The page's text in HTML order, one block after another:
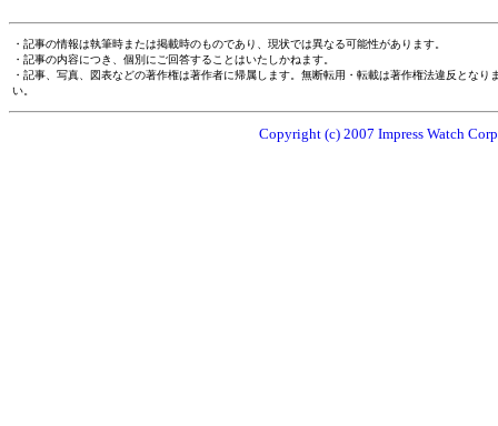
・記事の情報は執筆時または掲載時のものであり、現状では異なる可能性があります。
・記事の内容につき、個別にご回答することはいたしかねます。
・記事、写真、図表などの著作権は著作者に帰属します。無断転用・転載は著作権法違反とな
い。
Copyright (c) 2007 Impress Watch